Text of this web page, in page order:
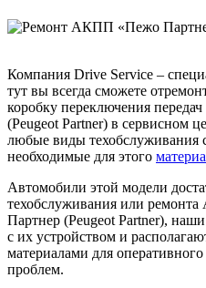
Компания Drive Service –
тут вы всегда сможете
коробку переключения
(Peugeot Partner) в сервисном
любые виды техобслуживания
необходимые для этого
Автомобили этой модели
техобслуживания или
Партнер (Peugeot Partner),
с их устройством и
материалами для
проблем.